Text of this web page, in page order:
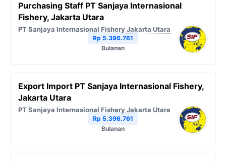
Purchasing Staff PT Sanjaya Internasional
Fishery, Jakarta Utara
PT Sanjaya Internasional FisheryJakarta Utara
Rp 5.396.761
Bulanan
Export Import PT Sanjaya Internasional Fishery,
Jakarta Utara
PT Sanjaya Internasional FisheryJakarta Utara
Rp 5.396.761
Bulanan